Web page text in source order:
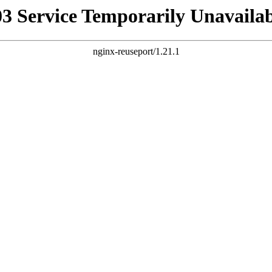
Service Temporarily
nginx-reuseport/1.21.1